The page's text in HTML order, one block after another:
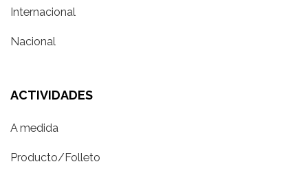
Internacional
Nacional
ACTIVIDADES
A medida
Producto/Folleto